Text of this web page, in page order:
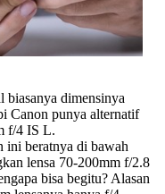
biasanya dimensinya
Canon punya alternatif
f/4 IS L.
ini beratnya di bawah
lensa 70-200mm f/2.8
bisa begitu? Alasan